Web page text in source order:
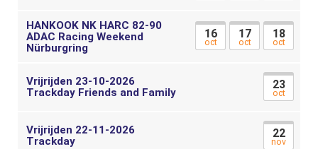
HANKOOK NK HARC 82-90
ADAC Racing Weekend
Nürburgring
16
oct
17
oct
18
oct
Vrijrijden 23-10-2026
Trackday Friends and Family
23
oct
Vrijrijden 22-11-2026
Trackday
22
nov